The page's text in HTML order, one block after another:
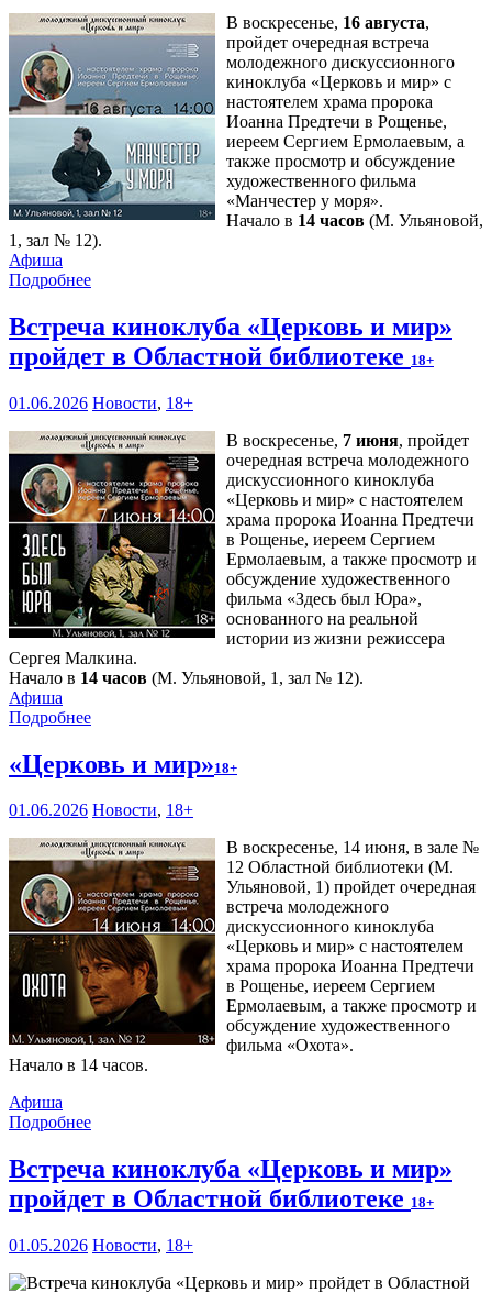
В воскресенье, 16 августа,
пройдет очередная встреча
молодежного дискуссионного
киноклуба «Церковь и мир» с
настоятелем храма пророка
Иоанна Предтечи в Рощенье,
иереем Сергием Ермолаевым, а
также просмотр и обсуждение
художественного фильма
«Манчестер у моря».
Начало в 14 часов (М. Ульяновой,
1, зал № 12).
Афиша
Подробнее
Встреча киноклуба «Церковь и мир»
пройдет в Областной библиотеке 18+
01.06.2026 Новости, 18+
В воскресенье, 7 июня, пройдет
очередная встреча молодежного
дискуссионного киноклуба
«Церковь и мир» с настоятелем
храма пророка Иоанна Предтечи
в Рощенье, иереем Сергием
Ермолаевым, а также просмотр и
обсуждение художественного
фильма «Здесь был Юра»,
основанного на реальной
истории из жизни режиссера
Сергея Малкина.
Начало в 14 часов (М. Ульяновой, 1, зал № 12).
Афиша
Подробнее
«Церковь и мир»18+
01.06.2026 Новости, 18+
В воскресенье, 14 июня, в зале №
12 Областной библиотеки (М.
Ульяновой, 1) пройдет очередная
встреча молодежного
дискуссионного киноклуба
«Церковь и мир» с настоятелем
храма пророка Иоанна Предтечи
в Рощенье, иереем Сергием
Ермолаевым, а также просмотр и
обсуждение художественного
фильма «Охота».
Начало в 14 часов.
Афиша
Подробнее
Встреча киноклуба «Церковь и мир»
пройдет в Областной библиотеке 18+
01.05.2026 Новости, 18+